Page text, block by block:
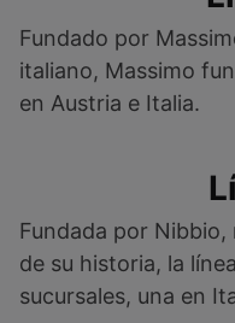
Fundado por
italiano, Massimo
en Austria e Italia.
Fundada por
de su historia, la
sucursales, una en